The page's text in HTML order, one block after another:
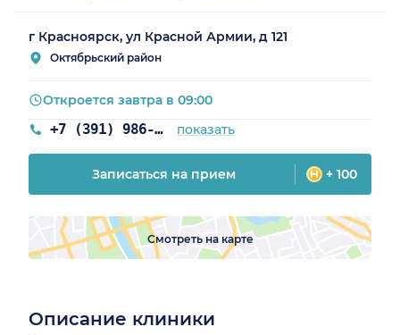
г Красноярск, ул Красной Армии, д 121
Октябрьский район
+7 (391) 986-01-54 показать
Откроется завтра в 09:00
Записаться на прием + 100
Смотреть на карте
Описание клиники